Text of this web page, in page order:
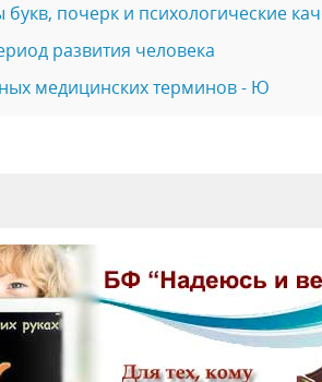
почерк и психологические
развития человека
медицинских терминов - Ю